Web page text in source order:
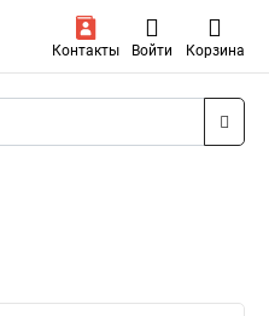
Контакты Войти Корзина